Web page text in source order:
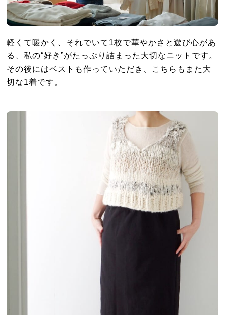
軽くて暖かく、それでいて1枚で華やかさと遊び心があ
る、私の“好き”がたっぷり詰まった大切なニットです。
その後にはベストも作っていただき、こちらもまた大
切な1着です。